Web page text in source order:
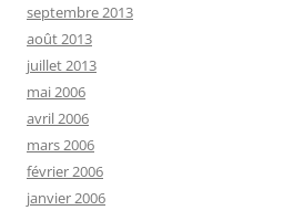
septembre 2013
août 2013
juillet 2013
mai 2006
avril 2006
mars 2006
février 2006
janvier 2006